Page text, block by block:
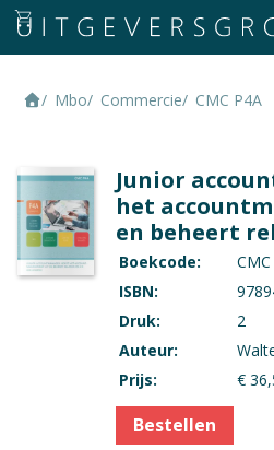
Mbo Commercie CMC P4A
Junior
het
en beheert
Boekcode:
ISBN:
Druk:
2
Auteur:
Prijs:
€
Bestellen